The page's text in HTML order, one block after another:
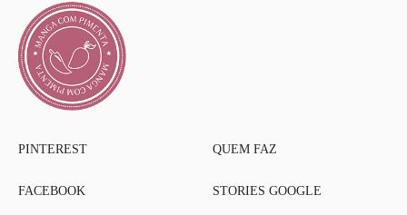
PINTEREST
FACEBOOK
QUEM FAZ
STORIES GOOGLE